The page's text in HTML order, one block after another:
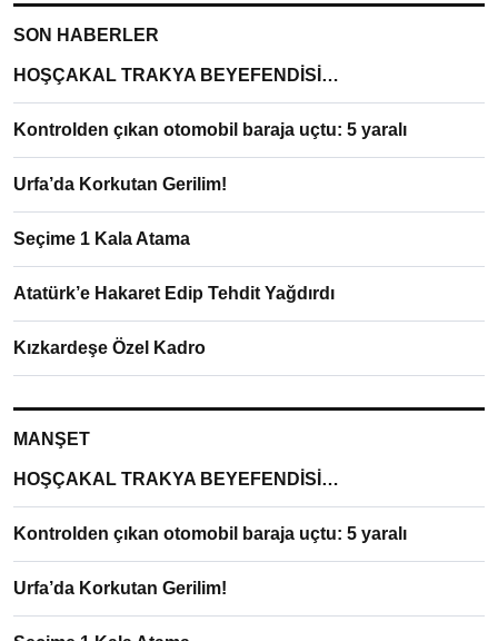
SON HABERLER
HOŞÇAKAL TRAKYA BEYEFENDİSİ…
Kontrolden çıkan otomobil baraja uçtu: 5 yaralı
Urfa’da Korkutan Gerilim!
Seçime 1 Kala Atama
Atatürk’e Hakaret Edip Tehdit Yağdırdı
Kızkardeşe Özel Kadro
MANŞET
HOŞÇAKAL TRAKYA BEYEFENDİSİ…
Kontrolden çıkan otomobil baraja uçtu: 5 yaralı
Urfa’da Korkutan Gerilim!